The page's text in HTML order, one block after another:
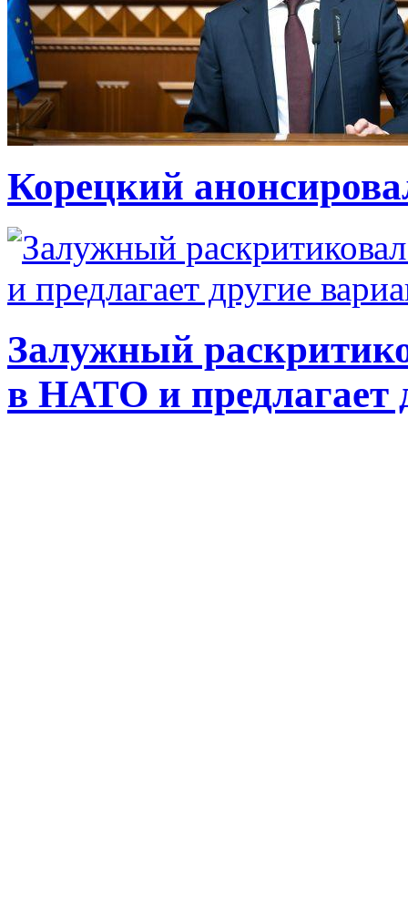
Корецкий
Залужный
в НАТО и предлагает